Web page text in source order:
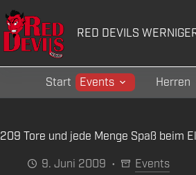
Zum
Inhalt
springen
RED DEVILS
Start Events Herren
209 Tore und jede Menge Spaß beim
9. Juni 2009
Events